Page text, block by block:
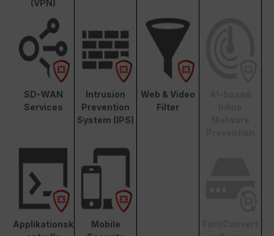
(VPN)
SD-WAN
Services
Intrusion
Prevention
System (IPS)
Web & Video
Filter
Applikationsk
Mobile